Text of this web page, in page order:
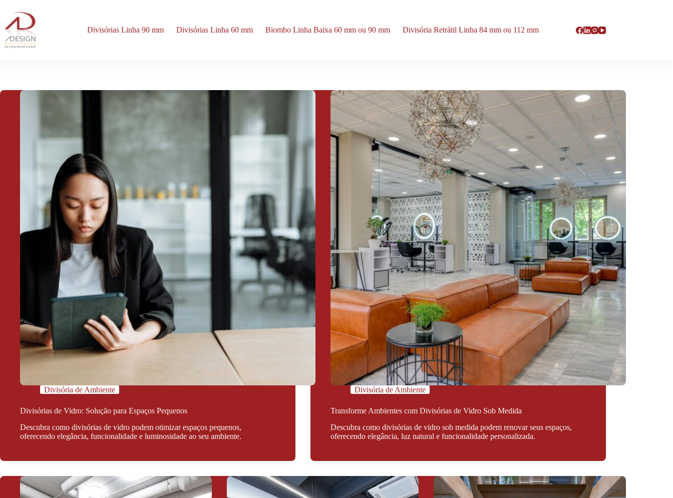
conteúdo
Divisórias Linha 90 mm Divisórias Linha 60 mm Biombo Linha Baixa 60 mm ou 90 mm Divisória Retrátil Linha 84 mm ou 112 mm
Divisória de Ambiente
Divisórias de Vidro: Solução para Espaços Pequenos
Descubra como divisórias de vidro podem otimizar espaços pequenos,
oferecendo elegância, funcionalidade e luminosidade ao seu ambiente.
Divisória de Ambiente
Transforme Ambientes com Divisórias de Vidro Sob Medida
Descubra como divisórias de vidro sob medida podem renovar seus espaços,
oferecendo elegância, luz natural e funcionalidade personalizada.